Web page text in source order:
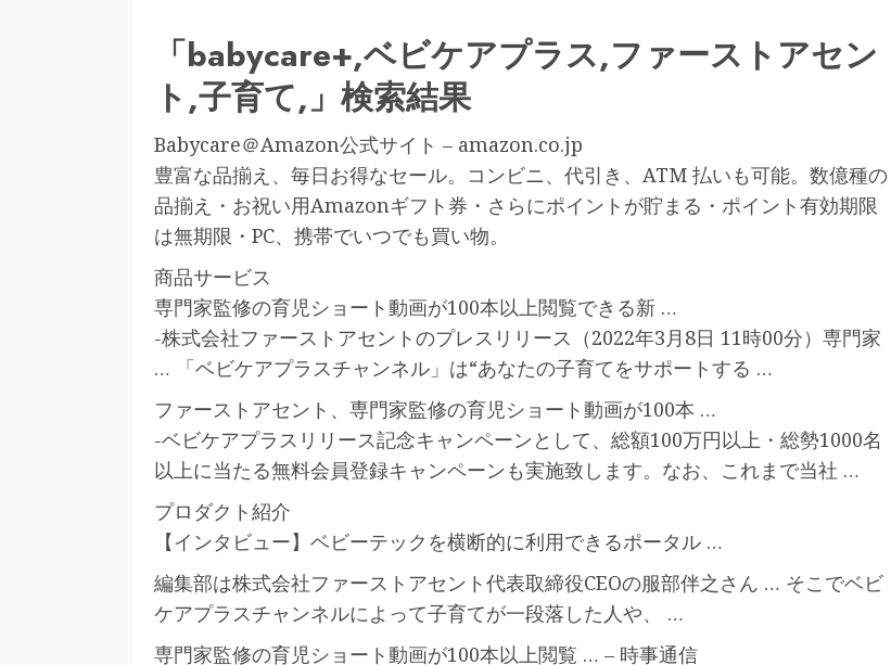
「babycare+,ベビケアプラス,ファーストアセン
ト,子育て,」検索結果
Babycare＠Amazon公式サイト – amazon.co.jp
豊富な品揃え、毎日お得なセール。コンビニ、代引き、ATM 払いも可能。数億種の
品揃え・お祝い用Amazonギフト券・さらにポイントが貯まる・ポイント有効期限
は無期限・PC、携帯でいつでも買い物。
商品サービス
専門家監修の育児ショート動画が100本以上閲覧できる新 …
-株式会社ファーストアセントのプレスリリース（2022年3月8日 11時00分）専門家
… 「ベビケアプラスチャンネル」は“あなたの子育てをサポートする …
ファーストアセント、専門家監修の育児ショート動画が100本 …
-ベビケアプラスリリース記念キャンペーンとして、総額100万円以上・総勢1000名
以上に当たる無料会員登録キャンペーンも実施致します。なお、これまで当社 …
プロダクト紹介
【インタビュー】ベビーテックを横断的に利用できるポータル …
編集部は株式会社ファーストアセント代表取締役CEOの服部伴之さん … そこでベビ
ケアプラスチャンネルによって子育てが一段落した人や、 …
専門家監修の育児ショート動画が100本以上閲覧 … – 時事通信